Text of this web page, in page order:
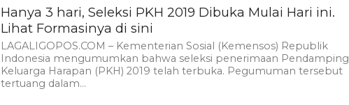
Hanya 3 hari, Seleksi PKH 2019 Dibuka Mulai Hari ini.
Lihat Formasinya di sini
LAGALIGOPOS.COM – Kementerian Sosial (Kemensos) Republik
Indonesia mengumumkan bahwa seleksi penerimaan Pendamping
Keluarga Harapan (PKH) 2019 telah terbuka. Pegumuman tersebut
tertuang dalam...